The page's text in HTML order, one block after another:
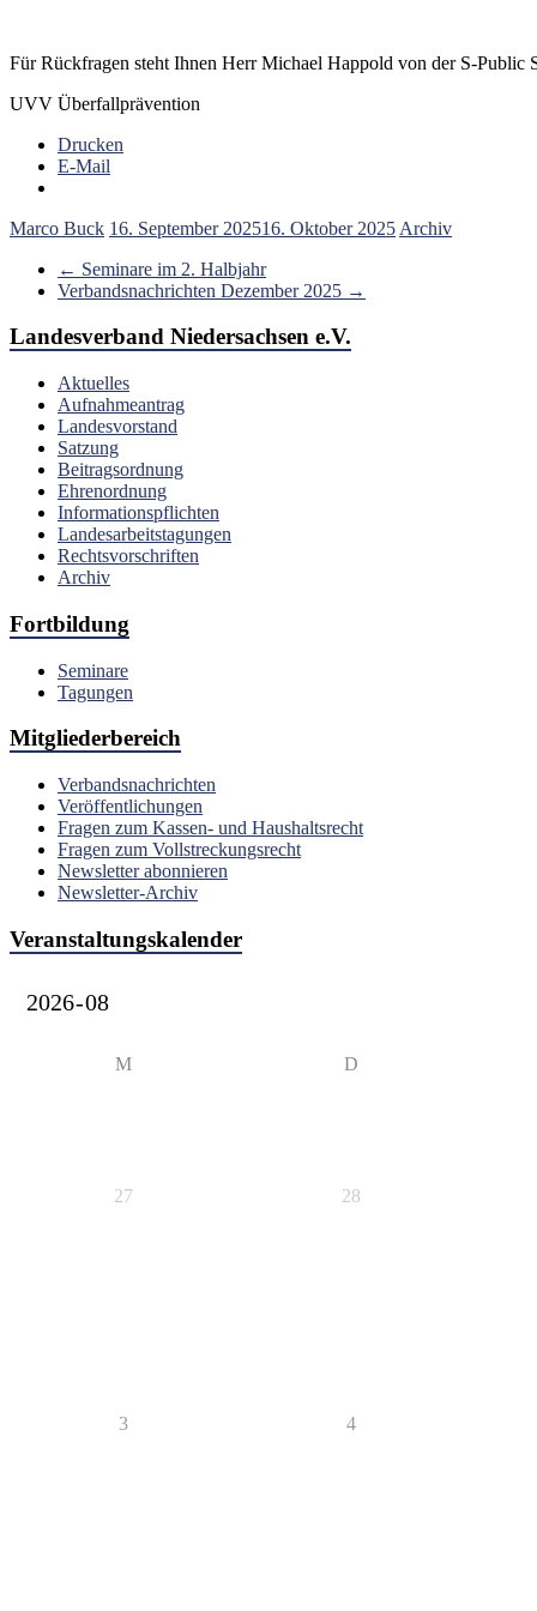
Für Rückfragen steht Ihnen Herr Michael Happold von der S-
UVV Überfallprävention
Drucken
E-Mail
Marco Buck 16. September 202516. Oktober 2025 Archiv
← Seminare im 2. Halbjahr
Verbandsnachrichten Dezember 2025 →
Landesverband Niedersachsen e.V.
Aktuelles
Aufnahmeantrag
Landesvorstand
Satzung
Beitragsordnung
Ehrenordnung
Informationspflichten
Landesarbeitstagungen
Rechtsvorschriften
Archiv
Fortbildung
Seminare
Tagungen
Mitgliederbereich
Verbandsnachrichten
Veröffentlichungen
Fragen zum Kassen- und Haushaltsrecht
Fragen zum Vollstreckungsrecht
Newsletter abonnieren
Newsletter-Archiv
Veranstaltungskalender
M D
27 28
3 4